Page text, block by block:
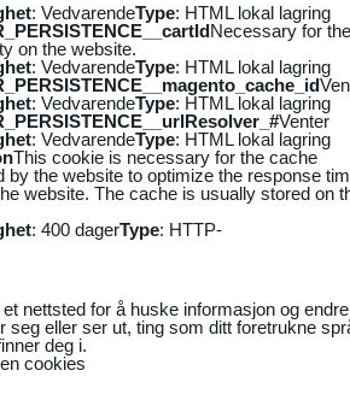
: VedvarendeType: HTML lokal lagring
Necessary for the
on the website.
: VedvarendeType: HTML lokal lagring
: VedvarendeType: HTML lokal lagring
Venter
: VedvarendeType: HTML lokal lagring
This cookie is necessary for the cache
by the website to optimize the response
website. The cache is usually stored on
: 400 dagerType: HTTP-
nettsted for å huske informasjon og
seg eller ser ut, ting som ditt foretrukne
deg i.
cookies